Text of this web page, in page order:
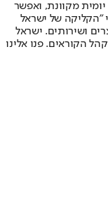
מקוונת, ואפשר
"הקליקה של ישראל
ושירותים. ישראל
הקוראים. פנו אלינו